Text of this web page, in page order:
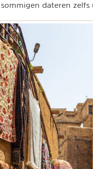
dateren zelfs